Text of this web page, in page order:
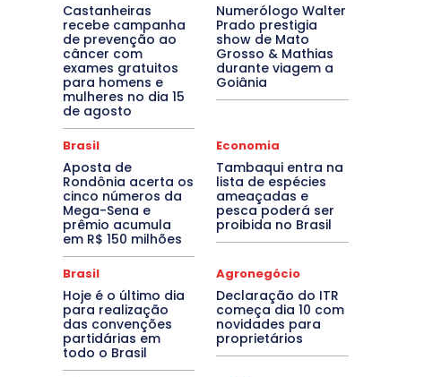
Castanheiras
recebe campanha
de prevenção ao
câncer com
exames gratuitos
para homens e
mulheres no dia 15
de agosto
Numerólogo Walter
Prado prestigia
show de Mato
Grosso & Mathias
durante viagem a
Goiânia
Brasil
Aposta de
Rondônia acerta os
cinco números da
Mega-Sena e
prêmio acumula
em R$ 150 milhões
Economia
Tambaqui entra na
lista de espécies
ameaçadas e
pesca poderá ser
proibida no Brasil
Brasil
Hoje é o último dia
para realização
das convenções
partidárias em
todo o Brasil
Agronegócio
Declaração do ITR
começa dia 10 com
novidades para
proprietários